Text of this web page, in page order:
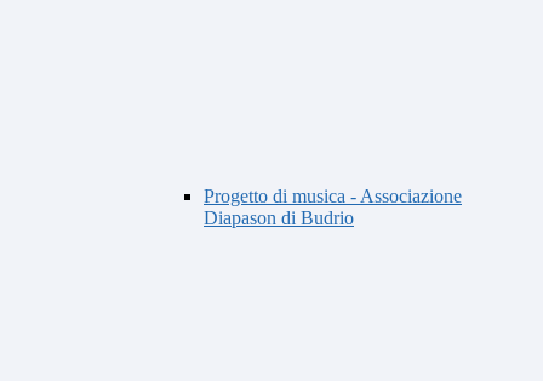
Progetto di musica - Associazione
Diapason di Budrio